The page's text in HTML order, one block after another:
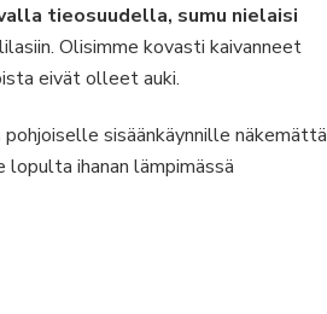
tieosuudella, sumu nielaisi
Olisimme kovasti kaivanneet
eivät olleet auki.
sisäänkäynnille näkemättä
lopulta ihanan lämpimässä